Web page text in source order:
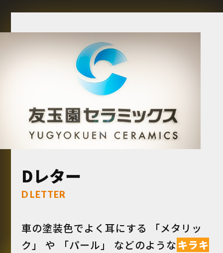
Dレター
D LETTER
車の塗装色でよく耳にする 「メタリッ
ク」 や 「パール」 などのようなキラキ